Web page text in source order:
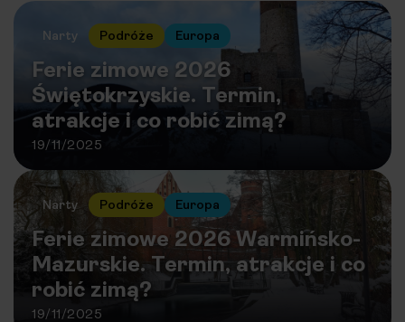
Narty Podróże Europa
Ferie zimowe 2026
Świętokrzyskie. Termin,
atrakcje i co robić zimą?
19/11/2025
Narty Podróże Europa
Ferie zimowe 2026 Warmińsko-
Mazurskie. Termin, atrakcje i co
robić zimą?
19/11/2025